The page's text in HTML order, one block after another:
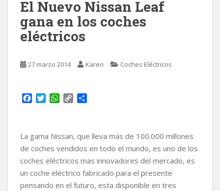
El Nuevo Nissan Leaf
gana en los coches
eléctricos
27 marzo 2014 Karen Coches Eléctricos
b
o
o
k
t
e
r
W
s
A
p
p
L
i
n
k
a
r
t
i
r
La gama Nissan, que lleva más de 100.000 millones
de coches vendidos en todo el mundo, es uno de los
coches eléctricos mas innovadores del mercado, es
un coche eléctrico fabricado para el presente
pensando en el futuro, esta disponible en tres